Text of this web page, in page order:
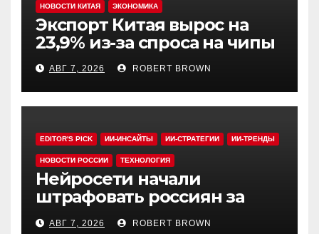
НОВОСТИ КИТАЯ ЭКОНОМИКА
Экспорт Китая вырос на
23,9% из-за спроса на чипы
АВГ 7, 2026 ROBERT BROWN
EDITOR'S PICK ИИ-ИНСАЙТЫ ИИ-СТРАТЕГИИ ИИ-ТРЕНДЫ
НОВОСТИ РОССИИ ТЕХНОЛОГИЯ
Нейросети начали
штрафовать россиян за
борщевик
АВГ 7, 2026 ROBERT BROWN